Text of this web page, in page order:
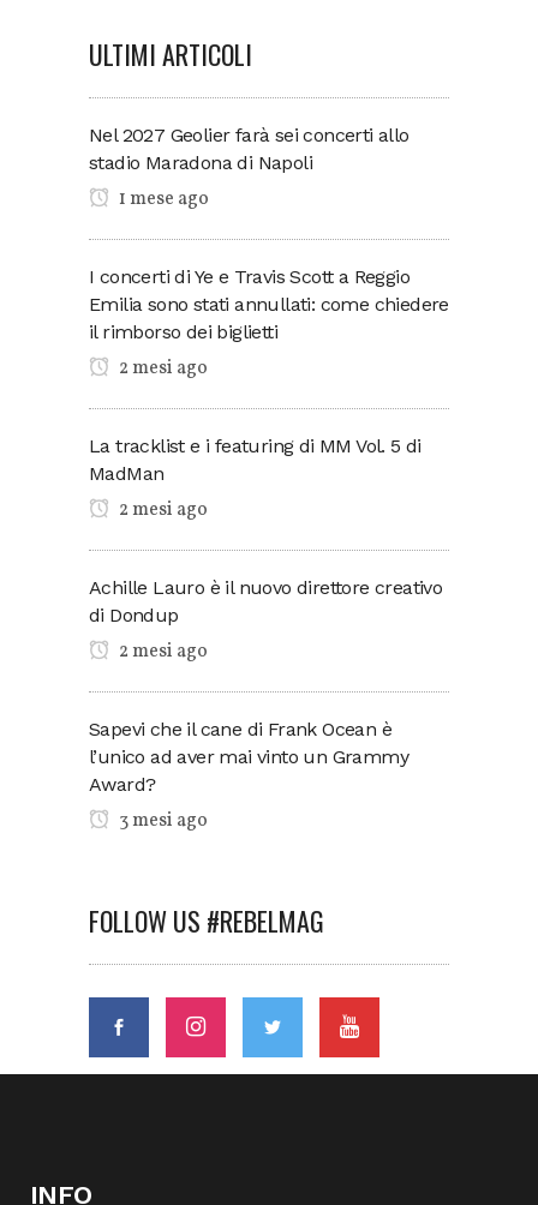
ULTIMI ARTICOLI
Nel 2027 Geolier farà sei concerti allo
stadio Maradona di Napoli
1 mese ago
I concerti di Ye e Travis Scott a Reggio
Emilia sono stati annullati: come chiedere
il rimborso dei biglietti
2 mesi ago
La tracklist e i featuring di MM Vol. 5 di
MadMan
2 mesi ago
Achille Lauro è il nuovo direttore creativo
di Dondup
2 mesi ago
Sapevi che il cane di Frank Ocean è
l’unico ad aver mai vinto un Grammy
Award?
3 mesi ago
FOLLOW US #REBELMAG
INFO